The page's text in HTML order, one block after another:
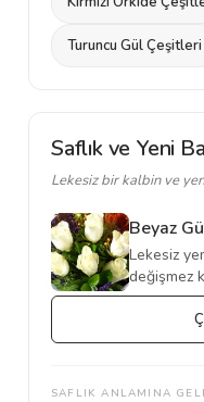
Turuncu Gül Çeşitleri
Saflık ve Yeni
Lekesiz bir kalbin ve
Beyaz
Lekesiz
değişmez
SAFLIK ANLAMINA